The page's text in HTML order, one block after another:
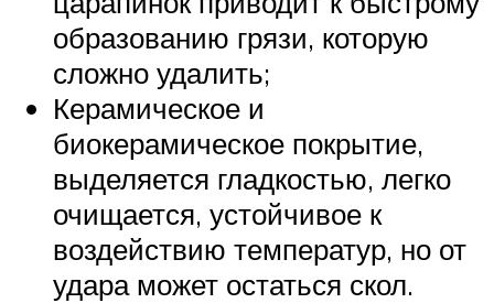
образованию грязи, которую
сложно удалить;
Керамическое и
биокерамическое покрытие,
выделяется гладкостью, легко
очищается, устойчивое к
воздействию температур, но от
удара может остаться скол.